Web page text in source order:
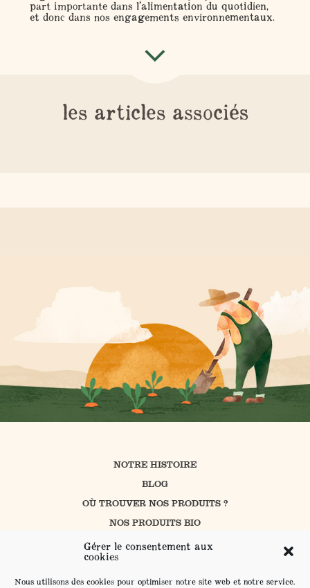
Gérer le consentement aux
cookies
Nous utilisons des cookies pour optimiser notre site web et notre service.
part importante dans l’alimentation du quotidien,
et donc dans nos engagements environnementaux.
les articles associés
NOTRE HISTOIRE
BLOG
OÙ TROUVER NOS PRODUITS ?
NOS PRODUITS BIO
CUISINER AVEC PROSAIN
NOS ENGAGEMENTS
CONTACT